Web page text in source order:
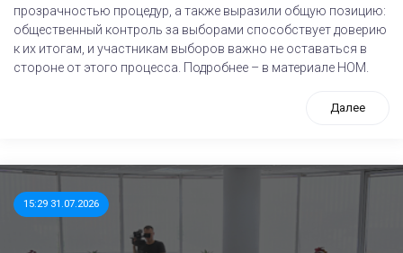
прозрачностью процедур, а также выразили общую позицию:
общественный контроль за выборами способствует доверию
к их итогам, и участникам выборов важно не оставаться в
стороне от этого процесса. Подробнее – в материале НОМ.
Далее
15:29 31.07.2026